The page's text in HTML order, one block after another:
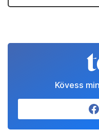
Kövess